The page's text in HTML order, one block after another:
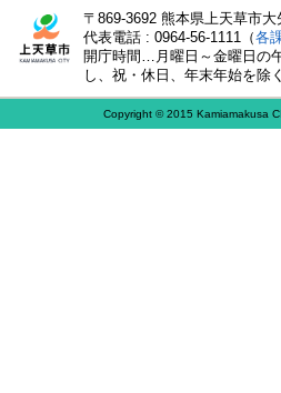
〒869-3692 熊本県上天草市
代表電話 : 0964-56-1111（各
開庁時間…月曜日～金曜日の
し、祝・休日、年末年始を除く
Copyright © 2015 Kamiamakusa